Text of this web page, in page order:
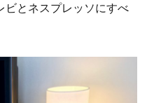
ビとネスプレッソにすべ